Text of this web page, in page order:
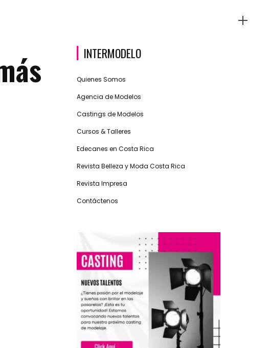
INTERMODELO
Quienes Somos
Agencia de Modelos
Castings de Modelos
Cursos & Talleres
Edecanes en Costa Rica
Revista Belleza y Moda Costa Rica
Revista Impresa
Contáctenos